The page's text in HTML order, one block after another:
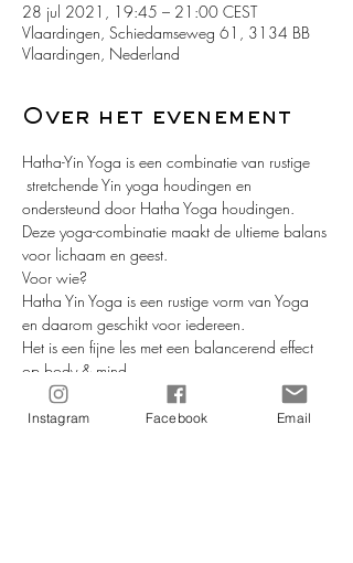
28 jul 2021, 19:45 – 21:00 CEST
Vlaardingen, Schiedamseweg 61, 3134 BB
Vlaardingen, Nederland
Over het evenement
Hatha-Yin Yoga is een combinatie van rustige
stretchende Yin yoga houdingen en
ondersteund door Hatha Yoga houdingen.
Deze yoga-combinatie maakt de ultieme balans
voor lichaam en geest.
Voor wie?
Hatha Yin Yoga is een rustige vorm van Yoga
en daarom geschikt voor iedereen.
Het is een fijne les met een balancerend effect
op body & mind.
Hatha -Yin Yoga is ook geschikt voor mensen
met diverse klachten en aandoeningen, zoals
Instagram Facebook Email